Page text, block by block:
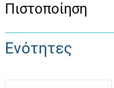
Πιστοποίηση
Ενότητες